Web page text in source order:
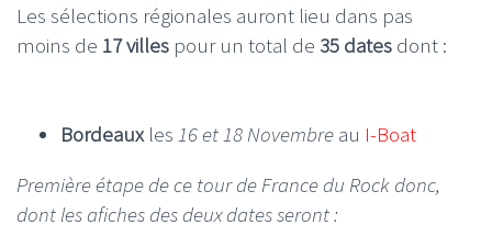
Les sélections régionales auront lieu dans pas
moins de 17 villes pour un total de 35 dates dont :
Bordeaux les 16 et 18 Novembre au I-Boat
Première étape de ce tour de France du Rock donc,
dont les afiches des deux dates seront :